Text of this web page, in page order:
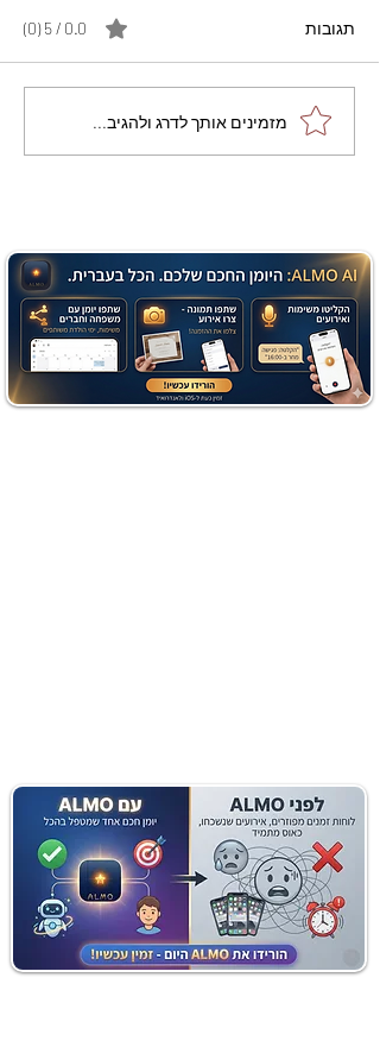
מתכון מנצח עוגת מייפל
שוקולד בחושה וקלה - זיוה
תגובות 0.0 / 5 ‏(0)
מזמינים אותך לדרג ולהגיב...